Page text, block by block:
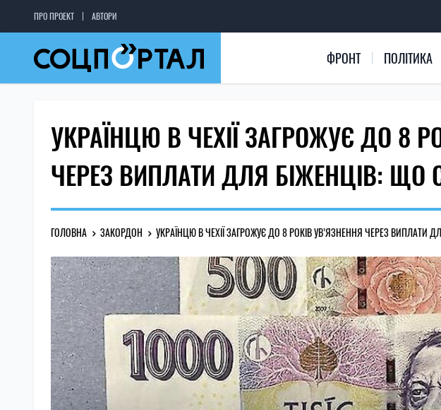
ПРО ПРОЕКТ АВТОРИ
ФРОНТ ПОЛІТИКА
УКРАЇНЦЮ В ЧЕХІЇ ЗАГРОЖУЄ ДО 8
ЧЕРЕЗ ВИПЛАТИ ДЛЯ БІЖЕНЦІВ: ЩО
ГОЛОВНА ЗАКОРДОН УКРАЇНЦЮ В ЧЕХІЇ ЗАГРОЖУЄ ДО 8 РОКІВ УВ’ЯЗНЕННЯ ЧЕРЕЗ ВИПЛАТИ